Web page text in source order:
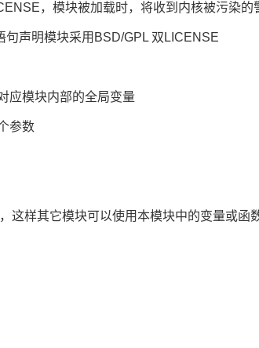
，模块被加载时，将收到内核被污染的
句声明模块采用BSD/GPL 双LICENSE
应模块内部的全局变量
参数
这样其它模块可以使用本模块中的变量或函